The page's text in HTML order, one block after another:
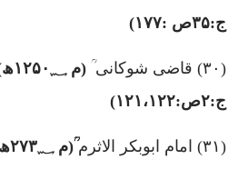
ج:۳۵ص :۱۷۷)
(۳۰) قاضی شوکانی ؒ (م۱۲۵۰؁
ج:۲ص:۱۲۱،۱۲۲)
(۳۱) امام ابوبکر الاثرمؒ(م۲۷۳؁